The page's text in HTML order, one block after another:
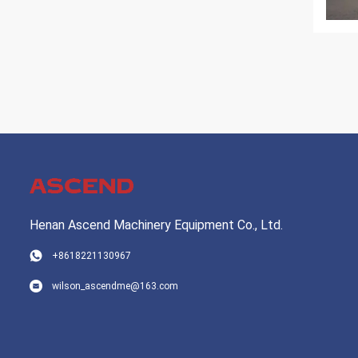
Henan Ascend Machinery Equipment Co., Ltd.
+8618221130967
wilson_ascendme@163.com